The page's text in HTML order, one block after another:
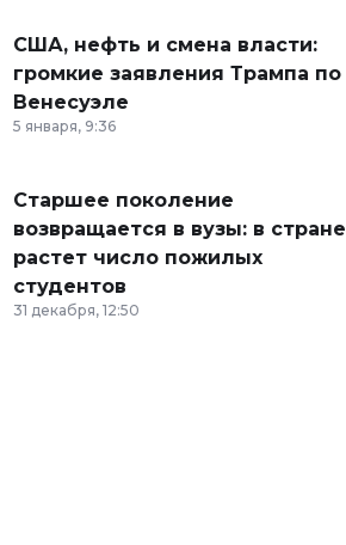
США, нефть и смена власти:
громкие заявления Трампа по
Венесуэле
5 января, 9:36
Старшее поколение
возвращается в вузы: в стране
растет число пожилых
студентов
31 декабря, 12:50